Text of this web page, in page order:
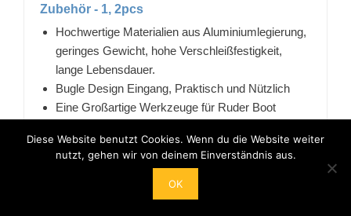
Zubehör - 1, 2pcs
Hochwertige Materialien aus Aluminiumlegierung,
geringes Gewicht, hohe Verschleißfestigkeit,
lange Lebensdauer.
Bugle Design Eingang, Praktisch und Nützlich
Eine Großartige Werkzeuge für Ruder Boot
kann die Müdigkeit von Saite und Ausrüstung
verringern.
Breit Verwendung, Anzüge für Segel, Boot, Usw
Diese Website benutzt Cookies. Wenn du die Website weiter
nutzt, gehen wir von deinem Einverständnis aus.
OK